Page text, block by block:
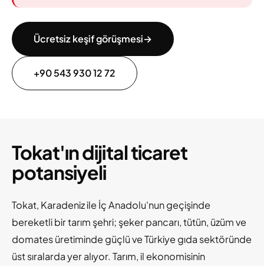
Ücretsiz keşif görüşmesi→
+90 543 930 12 72
Tokat'ın dijital ticaret
potansiyeli
Tokat, Karadeniz ile İç Anadolu'nun geçişinde
bereketli bir tarım şehri; şeker pancarı, tütün, üzüm ve
domates üretiminde güçlü ve Türkiye gıda sektöründe
üst sıralarda yer alıyor. Tarım, il ekonomisinin